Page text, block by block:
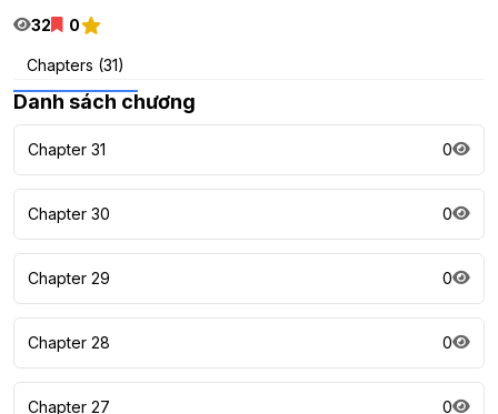
32
0
Chapters (31)
Danh sách chương
Chapter 31 0
Chapter 30 0
Chapter 29 0
Chapter 28 0
Chapter 27 0